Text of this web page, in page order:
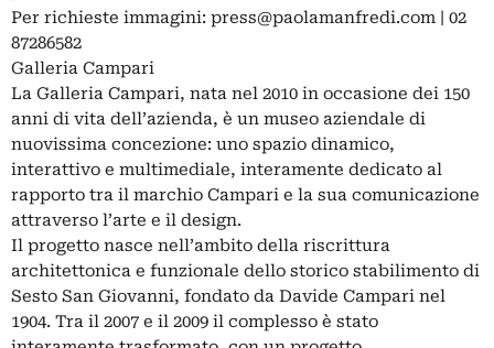
Per richieste immagini: press@paolamanfredi.com | 02
87286582
Galleria Campari
La Galleria Campari, nata nel 2010 in occasione dei 150
anni di vita dell’azienda, è un museo aziendale di
nuovissima concezione: uno spazio dinamico,
interattivo e multimediale, interamente dedicato al
rapporto tra il marchio Campari e la sua comunicazione
attraverso l’arte e il design.
Il progetto nasce nell’ambito della riscrittura
architettonica e funzionale dello storico stabilimento di
Sesto San Giovanni, fondato da Davide Campari nel
1904. Tra il 2007 e il 2009 il complesso è stato